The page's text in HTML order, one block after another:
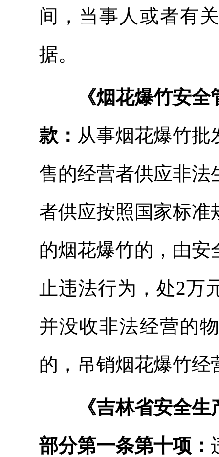
间，当事人或者有
据。
《烟花爆竹安
款： 从事烟花爆竹
售的经营者供应非
者供应按照国家标
的烟花爆竹的，由
止违法行为，处2万
并没收非法经营的
的，吊销烟花爆竹经
《吉林省安全
部分第一条第十项：